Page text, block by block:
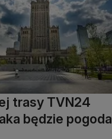
trasy TVN24
będzie pogoda